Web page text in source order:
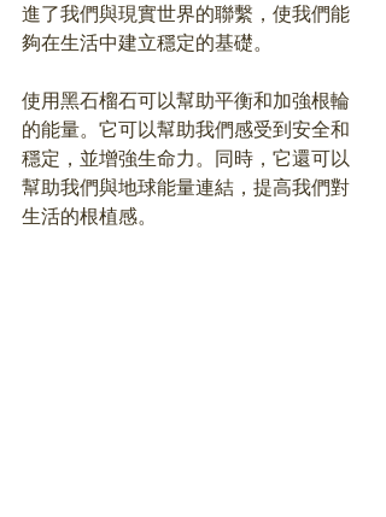
進了我們與現實世界的聯繫，使我們能
夠在生活中建立穩定的基礎。
使用黑石榴石可以幫助平衡和加強根輪
的能量。它可以幫助我們感受到安全和
穩定，並增強生命力。同時，它還可以
幫助我們與地球能量連結，提高我們對
生活的根植感。